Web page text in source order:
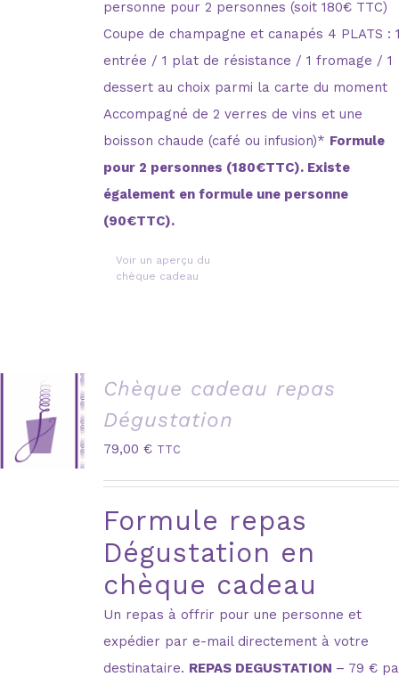
personne pour 2 personnes (soit 180€ TTC)
Coupe de champagne et canapés 4 PLATS :
entrée / 1 plat de résistance / 1 fromage / 1
dessert au choix parmi la carte du moment
Accompagné de 2 verres de vins et une
boisson chaude (café ou infusion)* Formule
pour 2 personnes (180€TTC). Existe
également en formule une personne
(90€TTC).
Voir un aperçu du
chèque cadeau
VOIR LA
CARTE
Chèque cadeau repas
Dégustation
79,00€ TTC
Formule repas
Dégustation en
chèque cadeau
Un repas à offrir pour une personne et
expédier par e-mail directement à votre
destinataire. REPAS DEGUSTATION – 79 €